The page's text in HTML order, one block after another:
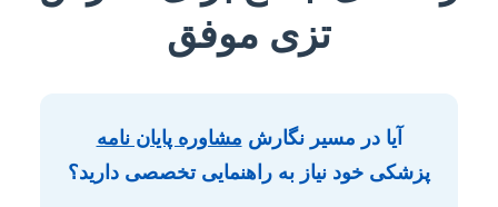
تزی موفق
آیا در مسیر نگارش مشاوره پایان نامه
پزشکی خود نیاز به راهنمایی تخصصی دارید؟